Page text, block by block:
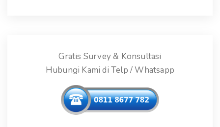
Gratis Survey & Konsultasi
Hubungi Kami di Telp / Whatsapp